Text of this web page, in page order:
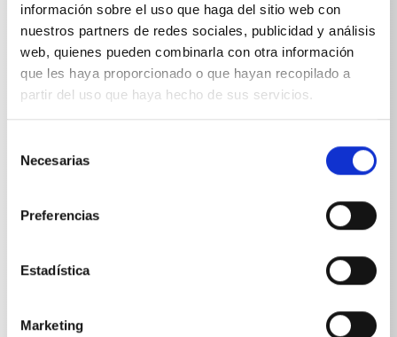
información sobre el uso que haga del sitio web con
nuestros partners de redes sociales, publicidad y análisis
web, quienes pueden combinarla con otra información
que les haya proporcionado o que hayan recopilado a
partir del uso que haya hecho de sus servicios.
Necesarias
Preferencias
Estadística
Marketing
Peso
Soporte para tobera de regulació. Lanza
0,4635